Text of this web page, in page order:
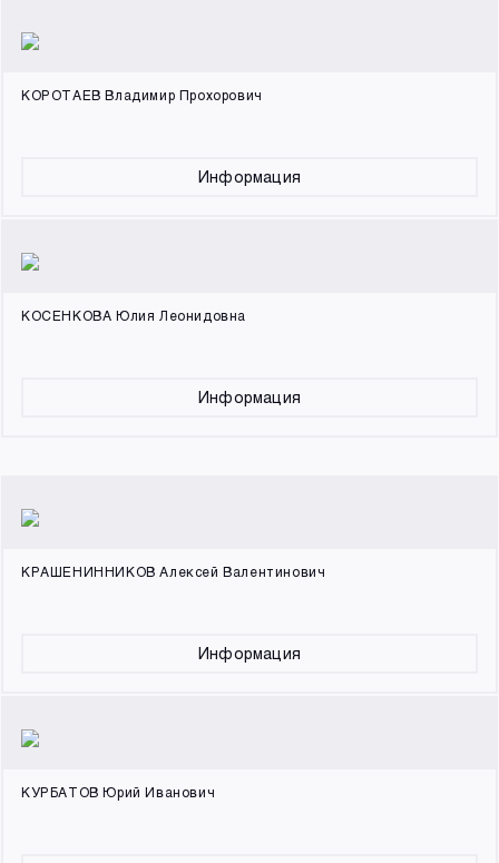
КОРОТАЕВ Владимир Прохорович
Информация
КОСЕНКОВА Юлия Леонидовна
Информация
КРАШЕНИННИКОВ Алексей Валентинович
Информация
КУРБАТОВ Юрий Иванович